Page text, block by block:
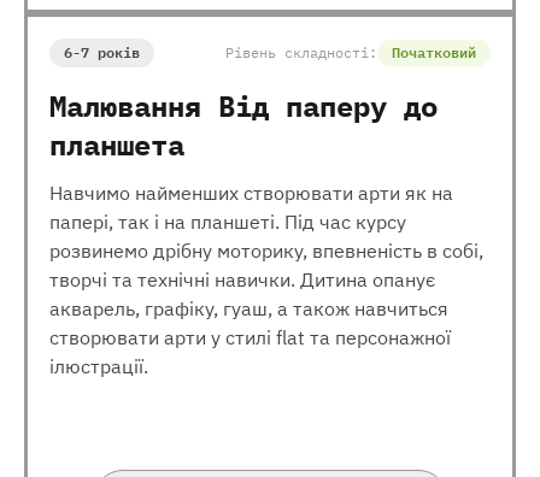
6-7 років Рівень складності: Початковий
Малювання Від паперу до
планшета
Навчимо найменших створювати арти як на
папері, так і на планшеті. Під час курсу
розвинемо дрібну моторику, впевненість в собі,
творчі та технічні навички. Дитина опанує
акварель, графіку, гуаш, а також навчиться
створювати арти у стилі flat та персонажної
ілюстрації.